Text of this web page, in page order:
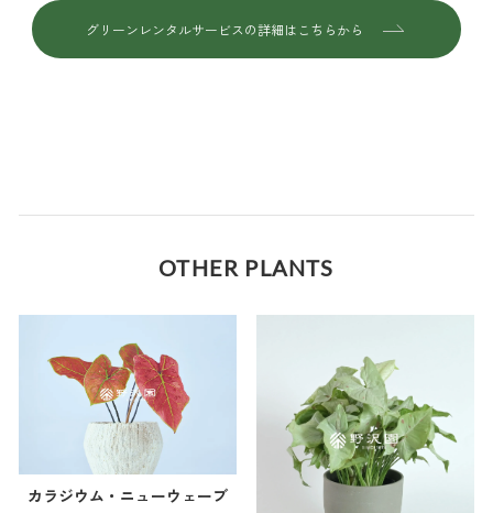
グリーンレンタルサービスの詳細はこちらから
OTHER PLANTS
カラジウム・ニューウェーブ